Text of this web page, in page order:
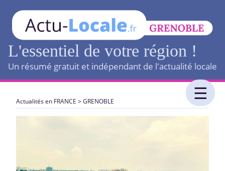
L'essentiel de votre région !
Un résumé gratuit et indépendant de l'actualité locale
Actualités en FRANCE >GRENOBLE